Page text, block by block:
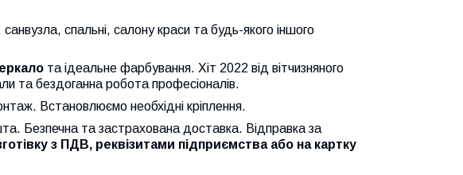
спальні, салону краси та будь-якого іншого
та ідеальне фарбування. Хіт 2022 від вітчизняного
та бездоганна робота професіоналів.
Встановлюємо необхідні кріплення.
Безпечна та застрахована доставка. Відправка за
з ПДВ, реквізитами підприємства або на картку